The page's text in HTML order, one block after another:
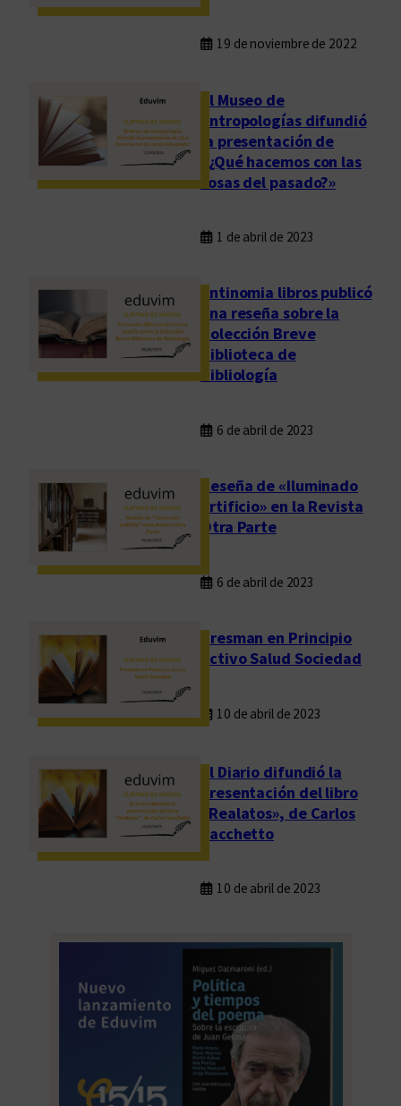
19 de noviembre de 2022
El Museo de
Antropologías difundió
la presentación de
«¿Qué hacemos con las
cosas del pasado?»
1 de abril de 2023
Antinomia libros publicó
una reseña sobre la
Colección Breve
Biblioteca de
Bibliología
6 de abril de 2023
Reseña de «Iluminado
artificio» en la Revista
Otra Parte
6 de abril de 2023
Presman en Principio
Activo Salud Sociedad
10 de abril de 2023
El Diario difundió la
presentación del libro
«Realatos», de Carlos
Sacchetto
10 de abril de 2023